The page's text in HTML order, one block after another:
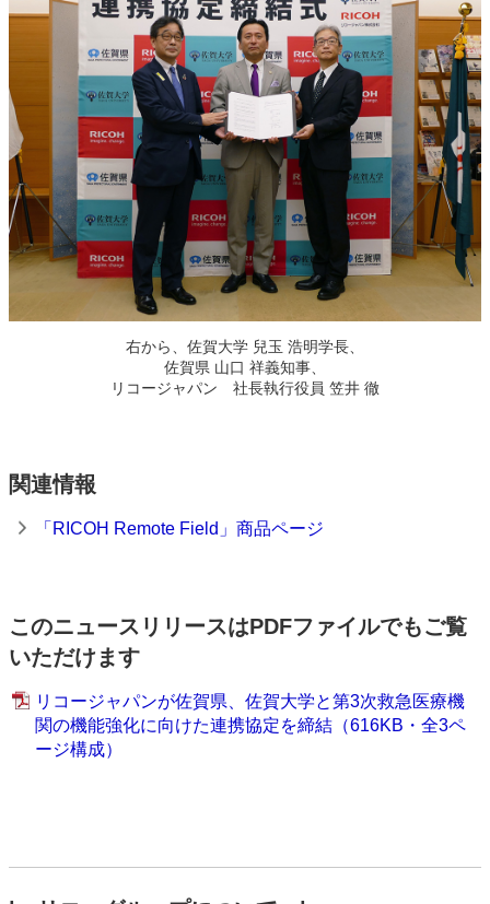
右から、佐賀大学 兒玉 浩明学長、
佐賀県 山口 祥義知事、
リコージャパン 社長執行役員 笠井 徹
関連情報
「RICOH Remote Field」商品ページ
このニュースリリースはPDFファイルでもご覧
いただけます
リコージャパンが佐賀県、佐賀大学と第3次救急医療機
関の機能強化に向けた連携協定を締結（616KB・全3ペ
ージ構成）